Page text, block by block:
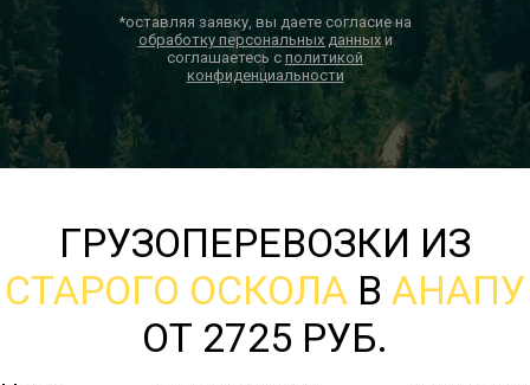
*оставляя заявку, вы даете согласие на
обработку персональных данныхи
соглашаетесь с политикой
конфиденциальности
ГРУЗОПЕРЕВОЗКИ ИЗ
СТАРОГО ОСКОЛА В АНАПУ
ОТ 2725 РУБ.